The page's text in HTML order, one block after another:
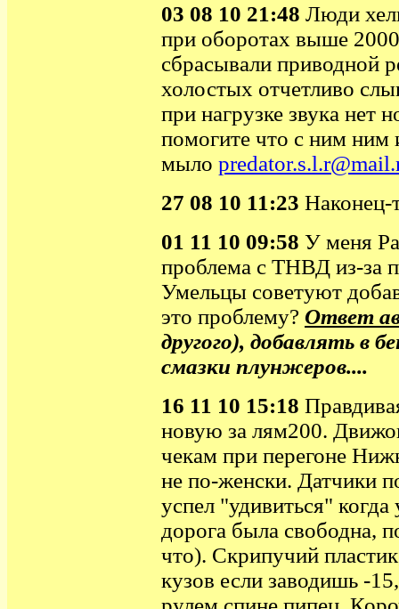
03 08 10 21:48 Люди
при оборотах выше 2000
сбрасывали приводной
холостых отчетливо
при нагрузке звука нет
помогите что с ним ним
мыло
27 08 10 11:23 Наконец-
01 11 10 09:58 У меня
проблема с ТНВД из-за
Умельцы советуют
это проблему? Ответ
другого), добавлять в
смазки плунжеров....
16 11 10 15:18
новую за лям200.
чекам при перегоне
не по-женски. Датчики
успел "удивиться"
дорога была свободна,
что). Скрипучий
кузов если заводишь -